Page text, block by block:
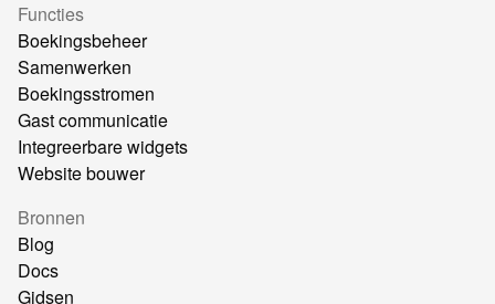
Functies
Boekingsbeheer
Samenwerken
Boekingsstromen
Gast communicatie
Integreerbare widgets
Website bouwer
Bronnen
Blog
Docs
Gidsen